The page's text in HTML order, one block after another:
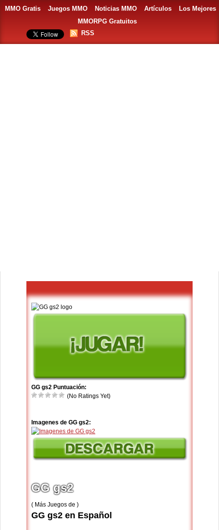
MMO Gratis Juegos MMO Noticias MMO Artículos
Los Mejores
MMORPG Gratuitos
RSS
GG gs2 Puntuación:
(No Ratings Yet)
Imagenes de GG gs2:
GG gs2
( Más Juegos de )
GG gs2 en Español